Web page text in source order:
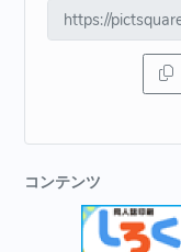
コンテンツ